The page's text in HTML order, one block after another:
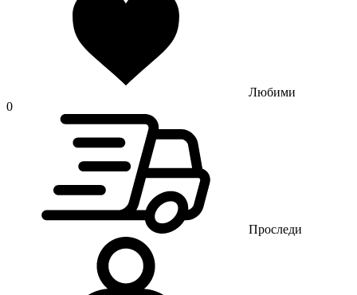
Любими
0
Проследи